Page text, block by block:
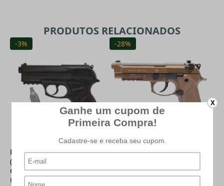
PRODUTOS RELACIONADOS
-3%
VEJA O VÍDEO
Pistola de Pressão CO2 R11
(C11) Rossi 6mm + Cilindro
Co2
R$ 871,90
-28%
Pistola de Pressão Co2
4.5mm Licenciada Full Metal
X